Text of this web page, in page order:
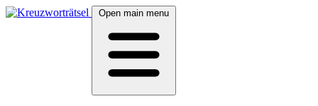
Open main menu